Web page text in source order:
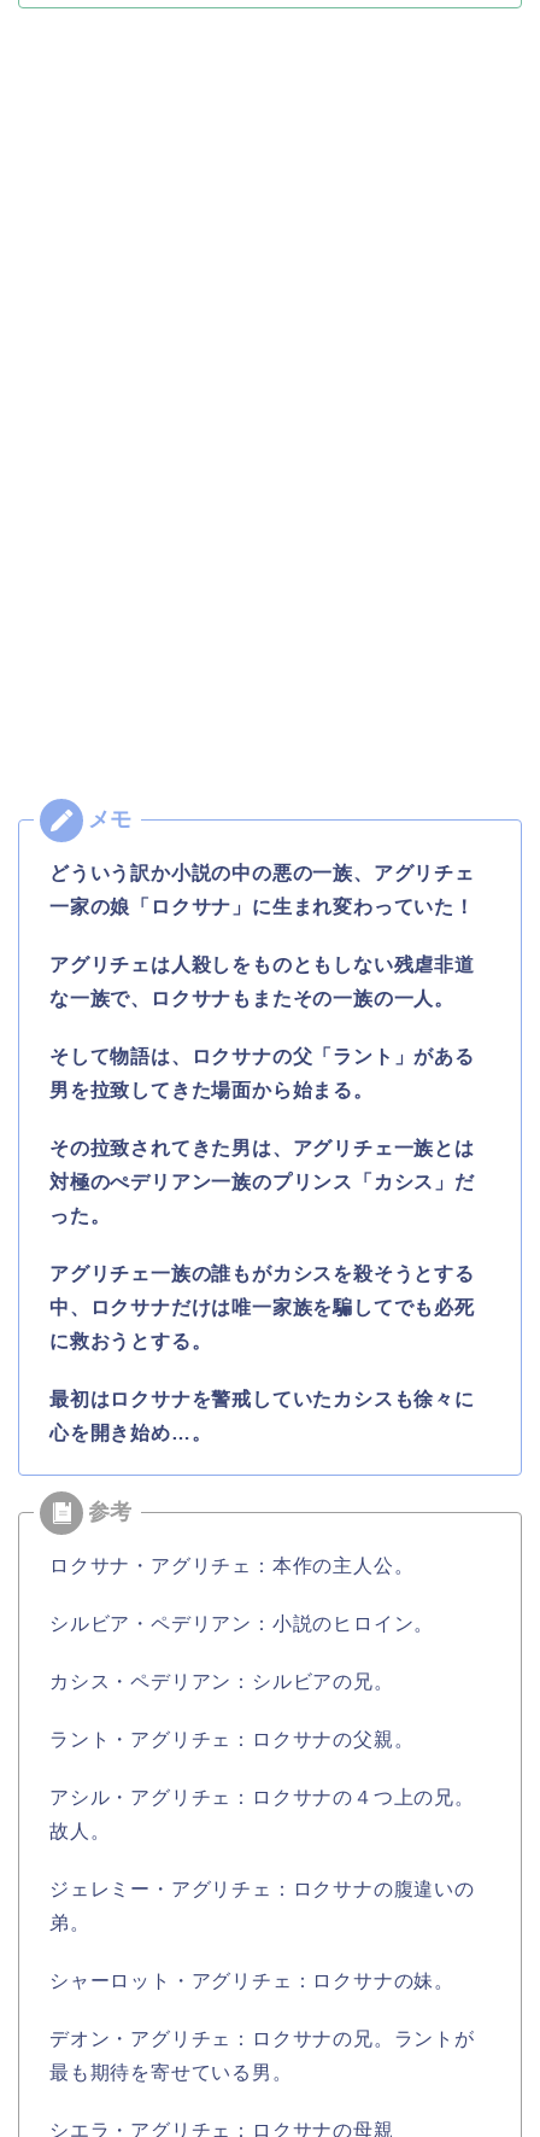
どういう訳か小説の中の悪の一族、アグリチェ
一家の娘「ロクサナ」に生まれ変わっていた！
アグリチェは人殺しをものともしない残虐非道
な一族で、ロクサナもまたその一族の一人。
そして物語は、ロクサナの父「ラント」がある
男を拉致してきた場面から始まる。
その拉致されてきた男は、アグリチェ一族とは
対極のぺデリアン一族のプリンス「カシス」だ
った。
アグリチェ一族の誰もがカシスを殺そうとする
中、ロクサナだけは唯一家族を騙してでも必死
に救おうとする。
最初はロクサナを警戒していたカシスも徐々に
心を開き始め…。
ロクサナ・アグリチェ：本作の主人公。
シルビア・ペデリアン：小説のヒロイン。
カシス・ペデリアン：シルビアの兄。
ラント・アグリチェ：ロクサナの父親。
アシル・アグリチェ：ロクサナの４つ上の兄。
故人。
ジェレミー・アグリチェ：ロクサナの腹違いの
弟。
シャーロット・アグリチェ：ロクサナの妹。
デオン・アグリチェ：ロクサナの兄。ラントが
最も期待を寄せている男。
シエラ・アグリチェ：ロクサナの母親